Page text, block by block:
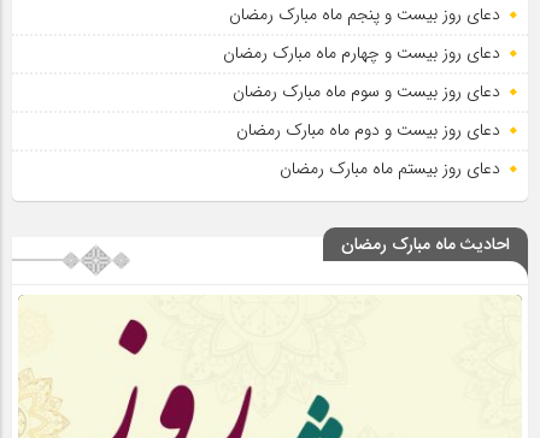
دعای روز بیست و پنجم ماه مبارک رمضان
دعای روز بیست و چهارم ماه مبارک رمضان
دعای روز بیست و سوم ماه مبارک رمضان
دعای روز بیست و دوم ماه مبارک رمضان
دعای روز بیستم ماه مبارک رمضان
احادیث ماه مبارک رمضان